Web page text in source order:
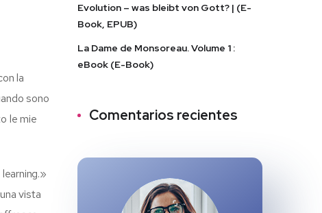
la
sono
le mie
vista
Evolution – was bleibt von Gott? | (E-
Book, EPUB)
La Dame de Monsoreau. Volume 1 :
eBook (E-Book)
Comentarios recientes